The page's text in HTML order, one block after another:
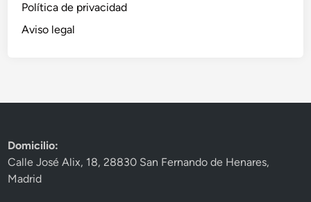
Política de privacidad
Aviso legal
Domicilio:
Calle José Alix, 18, 28830 San Fernando de Henares,
Madrid